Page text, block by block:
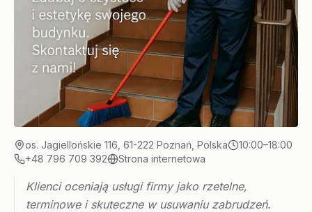
os. Jagiellońskie 116, 61-222 Poznań, Polska
10:00–18:00
+48 796 709 392
Strona internetowa
Klienci oceniają usługi firmy jako rzetelne,
terminowe i skuteczne w usuwaniu zabrudzeń.